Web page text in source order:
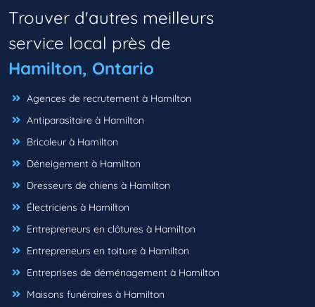
Trouver d'autres meilleurs
service local près de
Hamilton, Ontario
Agences de recrutement à Hamilton
Antiparasitaire à Hamilton
Bricoleur à Hamilton
Déneigement à Hamilton
Dresseurs de chiens à Hamilton
Électriciens à Hamilton
Entrepreneurs en clôtures à Hamilton
Entrepreneurs en toiture à Hamilton
Entreprises de déménagement à Hamilton
Maisons funéraires à Hamilton